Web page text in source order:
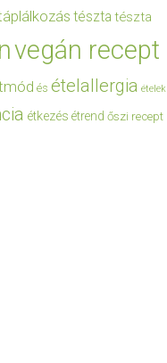
tészta tészta
vegán recept
és ételallergia ételek
étkezés étrend őszi recept